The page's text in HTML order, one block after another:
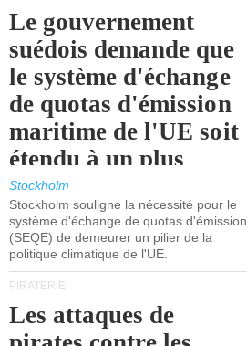
Le gouvernement
suédois demande que
le système d'échange
de quotas d'émission
maritime de l'UE soit
étendu à un plus
grand nombre de
navires.
Stockholm
Stockholm souligne la nécessité pour le
système d'échange de quotas d'émission
(SEQE) de demeurer un pilier de la
politique climatique de l'UE.
PIRATERIE
Les attaques de